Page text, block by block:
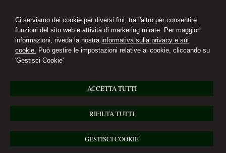
Ci serviamo dei cookie per diversi fini, tra l'altro per consentire
funzioni del sito web e attività di marketing mirate. Per maggiori
informazioni, riveda la nostra informativa sulla privacy e sui
cookie. Può gestire le impostazioni relative ai cookie, cliccando su
'Gestisci Cookie'
ACCETTA TUTTI
RIFIUTA TUTTI
GESTISCI COOKIE